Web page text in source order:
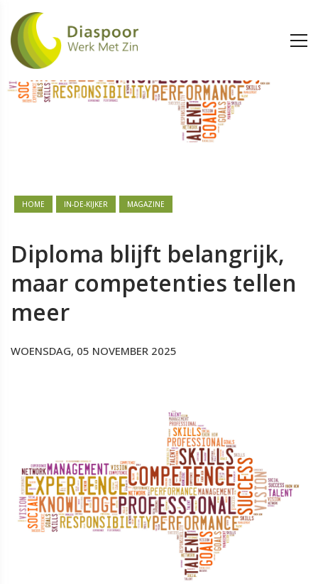
HOME IN-DE-KIJKER MAGAZINE
Diploma blijft belangrijk,
maar competenties tellen
meer
WOENSDAG, 05 NOVEMBER 2025